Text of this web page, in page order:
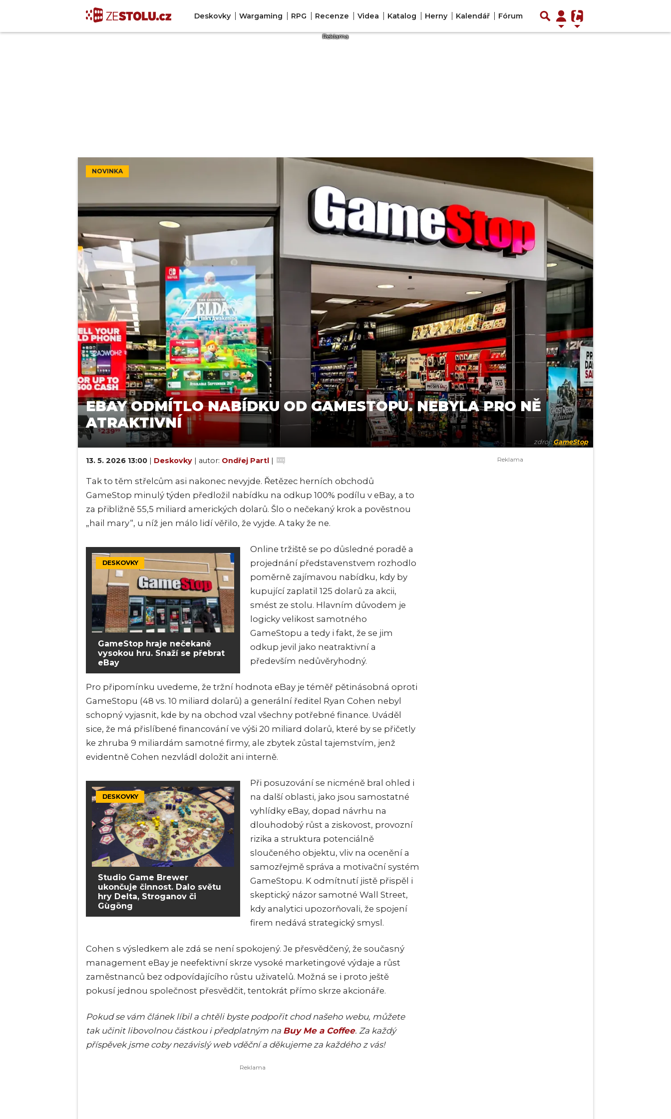
Deskovky Wargaming RPG Recenze Videa Katalog Herny Kalendář Fórum
NOVINKA
zdroj:GameStop
EBAY ODMÍTLO NABÍDKU OD GAMESTOPU. NEBYLA PRO NĚ
ATRAKTIVNÍ
13. 5. 2026 13:00 | Deskovky | autor: Ondřej Partl |
Tak to těm střelcům asi nakonec nevyjde. Řetězec herních obchodů
GameStop minulý týden předložil nabídku na odkup 100% podílu v eBay, a to
za přibližně 55,5 miliard amerických dolarů. Šlo o nečekaný krok a pověstnou
„hail mary“, u níž jen málo lidí věřilo, že vyjde. A taky že ne.
DESKOVKY
GameStop hraje nečekaně
vysokou hru. Snaží se přebrat
eBay
Online tržiště se po důsledné poradě a
projednání představenstvem rozhodlo
poměrně zajímavou nabídku, kdy by
kupující zaplatil 125 dolarů za akcii,
smést ze stolu. Hlavním důvodem je
logicky velikost samotného
GameStopu a tedy i fakt, že se jim
odkup jevil jako neatraktivní a
především nedůvěryhodný.
Pro připomínku uvedeme, že tržní hodnota eBay je téměř pětinásobná oproti
GameStopu (48 vs. 10 miliard dolarů) a generální ředitel Ryan Cohen nebyl
schopný vyjasnit, kde by na obchod vzal všechny potřebné finance. Uváděl
sice, že má přislíbené financování ve výši 20 miliard dolarů, které by se přičetly
ke zhruba 9 miliardám samotné firmy, ale zbytek zůstal tajemstvím, jenž
evidentně Cohen nezvládl doložit ani interně.
DESKOVKY
Studio Game Brewer
ukončuje činnost. Dalo světu
hry Delta, Stroganov či
Gùgōng
Při posuzování se nicméně bral ohled i
na další oblasti, jako jsou samostatné
vyhlídky eBay, dopad návrhu na
dlouhodobý růst a ziskovost, provozní
rizika a struktura potenciálně
sloučeného objektu, vliv na ocenění a
samozřejmě správa a motivační systém
GameStopu. K odmítnutí jistě přispěl i
skeptický názor samotné Wall Street,
kdy analytici upozorňovali, že spojení
firem nedává strategický smysl.
Cohen s výsledkem ale zdá se není spokojený. Je přesvědčený, že současný
management eBay je neefektivní skrze vysoké marketingové výdaje a růst
zaměstnanců bez odpovídajícího růstu uživatelů. Možná se i proto ještě
pokusí jednou společnost přesvědčit, tentokrát přímo skrze akcionáře.
Pokud se vám článek líbil a chtěli byste podpořit chod našeho webu, můžete
tak učinit libovolnou částkou i předplatným na Buy Me a Coffee. Za každý
příspěvek jsme coby nezávislý web vděční a děkujeme za každého z vás!